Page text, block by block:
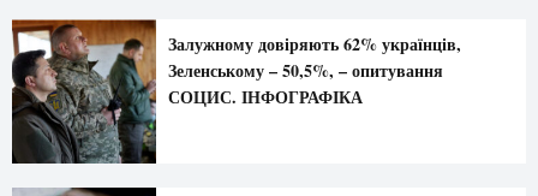
Залужному довіряють 62% українців,
Зеленському – 50,5%, – опитування
СОЦИС. ІНФОГРАФІКА